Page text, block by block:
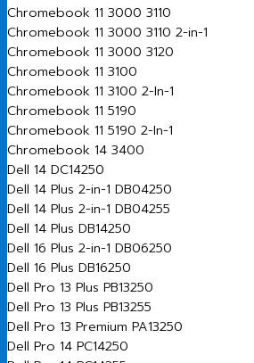
Chromebook 11 3000 3110
Chromebook 11 3000 3110 2-in-1
Chromebook 11 3000 3120
Chromebook 11 3100
Chromebook 11 3100 2-In-1
Chromebook 11 5190
Chromebook 11 5190 2-In-1
Chromebook 14 3400
Dell 14 DC14250
Dell 14 Plus 2-in-1 DB04250
Dell 14 Plus 2-in-1 DB04255
Dell 14 Plus DB14250
Dell 16 Plus 2-in-1 DB06250
Dell 16 Plus DB16250
Dell Pro 13 Plus PB13250
Dell Pro 13 Plus PB13255
Dell Pro 13 Premium PA13250
Dell Pro 14 PC14250